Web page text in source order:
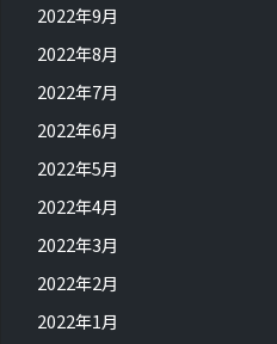
2022年9月
2022年8月
2022年7月
2022年6月
2022年5月
2022年4月
2022年3月
2022年2月
2022年1月